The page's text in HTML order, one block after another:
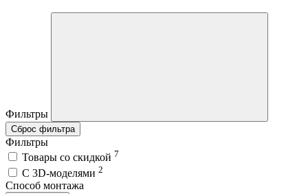
Фильтры
Сброс фильтра
Фильтры
Товары со скидкой 7
C 3D-моделями 2
Способ монтажа